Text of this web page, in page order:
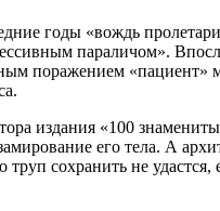
годы «вождь
параличом».
поражением
«100
его тела. А
труп сохранить не